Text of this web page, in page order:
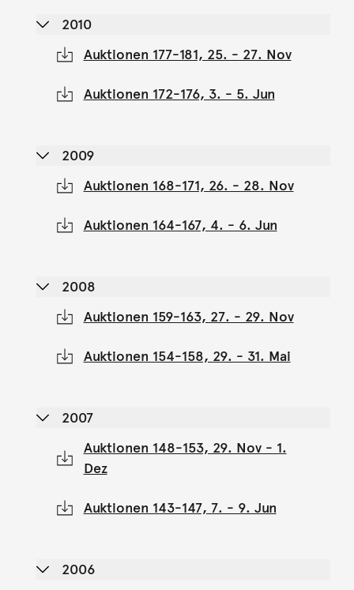
2010
Auktionen 177-181, 25. - 27. Nov
Auktionen 172-176, 3. - 5. Jun
2009
Auktionen 168-171, 26. - 28. Nov
Auktionen 164-167, 4. - 6. Jun
2008
Auktionen 159-163, 27. - 29. Nov
Auktionen 154-158, 29. - 31. Mai
2007
Auktionen 148-153, 29. Nov - 1.
Dez
Auktionen 143-147, 7. - 9. Jun
2006